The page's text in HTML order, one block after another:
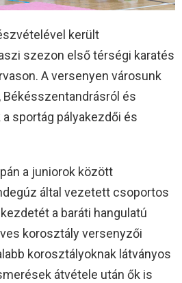
került
szezon első térségi karatés
A versenyen városunk
és
sportág pályakezdői és
a juniorok között
által vezetett csoportos
a baráti hangulatú
korosztály versenyzői
korosztályoknak látványos
átvétele után ők is